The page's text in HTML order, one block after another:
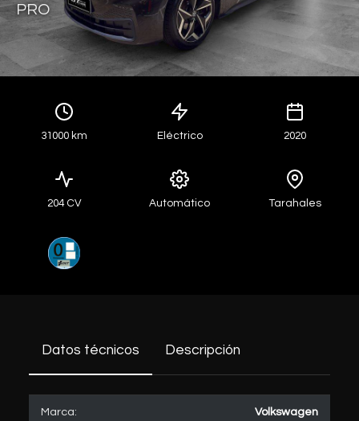
PRO
31000 km Eléctrico 2020
204 CV Automático Tarahales
Datos técnicos Descripción
Marca: Volkswagen